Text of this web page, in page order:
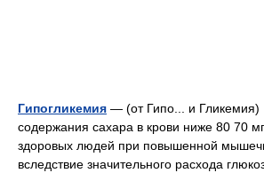
Гипогликемия — (от Гипо... и
содержания сахара в крови ниже 80 70
здоровых людей при повышенной
вследствие значительного расхода